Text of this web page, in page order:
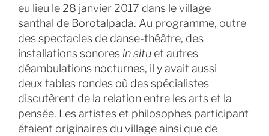
eu lieu le 28 janvier 2017 dans le village
santhal de Borotalpada. Au programme, outre
des spectacles de danse-théâtre, des
installations sonores in situ et autres
déambulations nocturnes, il y avait aussi
deux tables rondes où des spécialistes
discutèrent de la relation entre les arts et la
pensée. Les artistes et philosophes participant
étaient originaires du village ainsi que de